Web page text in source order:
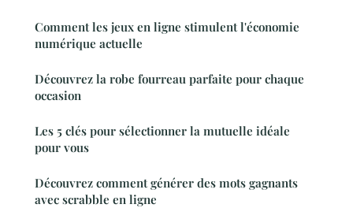
Comment les jeux en ligne stimulent l'économie
numérique actuelle
Découvrez la robe fourreau parfaite pour chaque
occasion
Les 5 clés pour sélectionner la mutuelle idéale
pour vous
Découvrez comment générer des mots gagnants
avec scrabble en ligne